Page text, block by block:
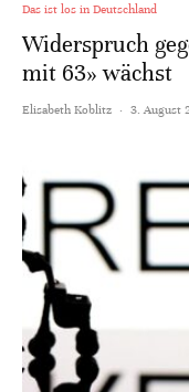
Das ist los in Deutschland
Widerspruch
mit 63» wächst
Elisabeth Koblitz · 3. August